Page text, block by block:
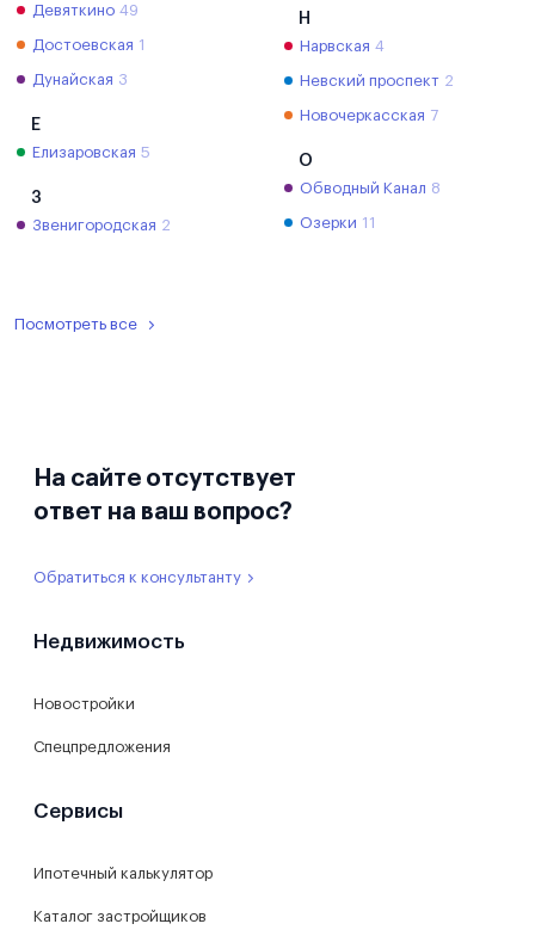
Девяткино 49
Достоевская 1
Дунайская 3
Е
Елизаровская 5
З
Звенигородская 2
Н
Нарвская 4
Невский проспект 2
Новочеркасская 7
О
Обводный Канал 8
Озерки 11
Посмотреть все
На сайте отсутствует
ответ на ваш вопрос?
Обратиться к консультанту
Недвижимость
Новостройки
Спецпредложения
Сервисы
Ипотечный калькулятор
Каталог застройщиков